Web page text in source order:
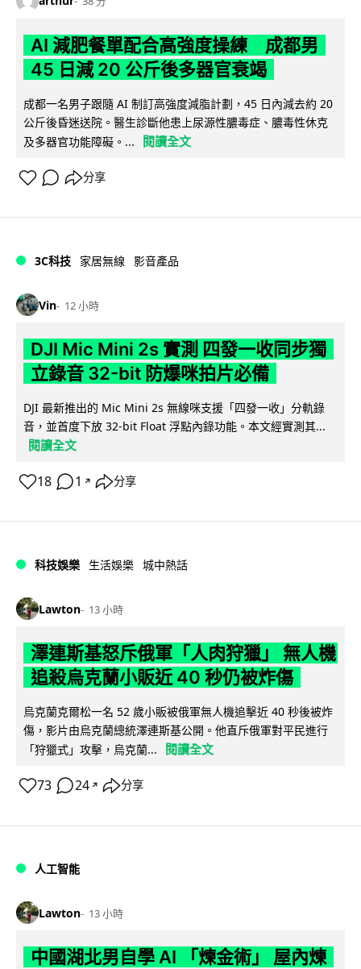
AI 減肥餐單配合高強度操練 成都男
45 日減 20 公斤後多器官衰竭
成都一名男子跟隨 AI 制訂高強度減脂計劃，45 日內減去約 20
公斤後昏迷送院。醫生診斷他患上尿源性膿毒症、膿毒性休克
及多器官功能障礙。...
閱讀全文
分享
3C科技 家居無線 影音產品
Vin 12 小時
DJI Mic Mini 2s 實測 四發一收同步獨
立錄音 32-bit 防爆咪拍片必備
DJI 最新推出的 Mic Mini 2s 無線咪支援「四發一收」分軌錄
音，並首度下放 32-bit Float 浮點內錄功能。本文經實測其...
閱讀全文
18 1 ↗ 分享
科技娛樂 生活娛樂 城中熱話
Lawton 13 小時
澤連斯基怒斥俄軍「人肉狩獵」 無人機
追殺烏克蘭小販近 40 秒仍被炸傷
烏克蘭克爾松一名 52 歲小販被俄軍無人機追擊近 40 秒後被炸
傷，影片由烏克蘭總統澤連斯基公開。他直斥俄軍對平民進行
「狩獵式」攻擊，烏克蘭...
閱讀全文
73 24 ↗ 分享
人工智能
Lawton 13 小時
中國湖北男自學 AI 「煉金術」 屋內煉